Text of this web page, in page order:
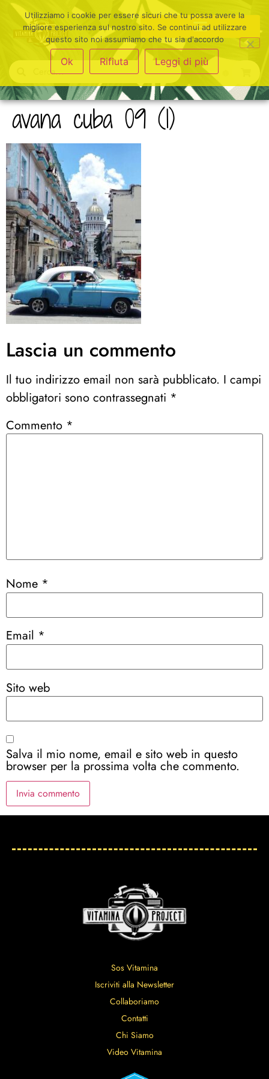
avana cuba 09 (1)
Lascia un commento
Il tuo indirizzo email non sarà pubblicato. I campi
obbligatori sono contrassegnati *
Commento *
Nome *
Email *
Sito web
Salva il mio nome, email e sito web in questo
browser per la prossima volta che commento.
Sos Vitamina
Iscriviti alla Newsletter
Collaboriamo
Contatti
Chi Siamo
Video Vitamina
Utilizziamo i cookie per essere sicuri che tu possa avere la
migliore esperienza sul nostro sito. Se continui ad utilizzare
questo sito noi assumiamo che tu sia d'accordo
Ok Rifiuta Leggi di più